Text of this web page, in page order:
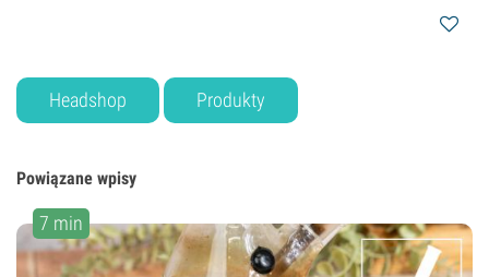
Headshop Produkty
Powiązane wpisy
7 min